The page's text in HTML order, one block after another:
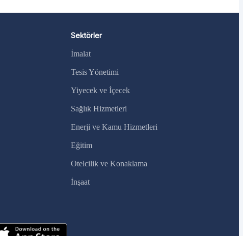
Sektörler
İmalat
Tesis Yönetimi
Yiyecek ve İçecek
Sağlık Hizmetleri
Enerji ve Kamu Hizmetleri
Eğitim
Otelcilik ve Konaklama
İnşaat